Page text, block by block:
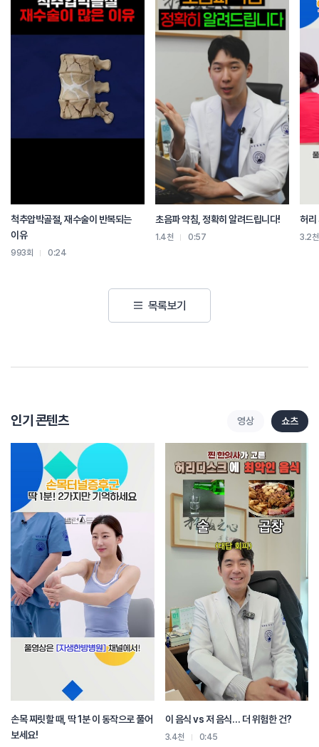
척추압박골절, 재수술이 반복되는
이유
993회 0:24
초음파 약침, 정확히 알려드립니다!
1.4천 0:57
허리
3.2천
목록보기
인기 콘텐츠 영상 쇼츠
손목 찌릿할 때, 딱 1분 이 동작으로 풀어
보세요!
이 음식 vs 저 음식… 더 위험한 건?
3.4천 0:45